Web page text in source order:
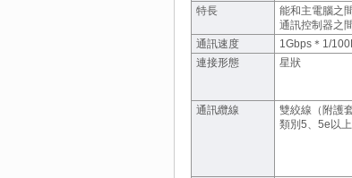
特長
能和主電腦之
通訊控制器之
通訊速度 1Gbps＊1/
連接形態
星狀
通訊纜線
雙絞線（附護
類別5、5e以上